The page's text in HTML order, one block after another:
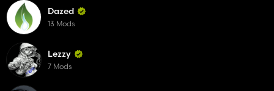
Dazed
13 Mods
Lezzy
7 Mods